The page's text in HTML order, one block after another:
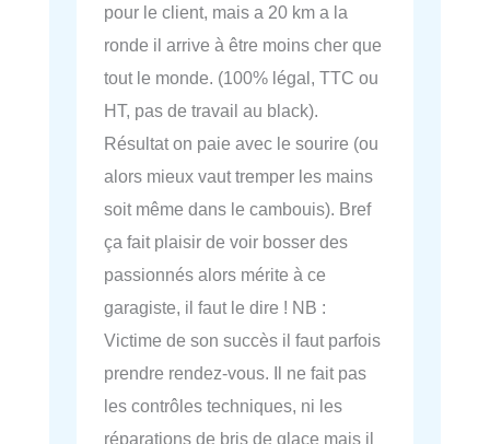
pour le client, mais a 20 km a la
ronde il arrive à être moins cher que
tout le monde. (100% légal, TTC ou
HT, pas de travail au black).
Résultat on paie avec le sourire (ou
alors mieux vaut tremper les mains
soit même dans le cambouis). Bref
ça fait plaisir de voir bosser des
passionnés alors mérite à ce
garagiste, il faut le dire ! NB :
Victime de son succès il faut parfois
prendre rendez-vous. Il ne fait pas
les contrôles techniques, ni les
réparations de bris de glace mais il